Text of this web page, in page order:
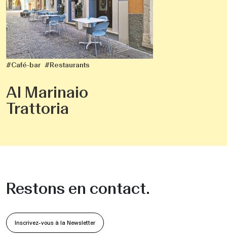
#Café-bar #Restaurants
Al Marinaio
Trattoria
Restons en contact.
Inscrivez-vous à la Newsletter